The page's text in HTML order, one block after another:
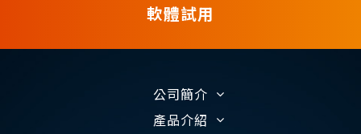
軟體試用
公司簡介
產品介紹